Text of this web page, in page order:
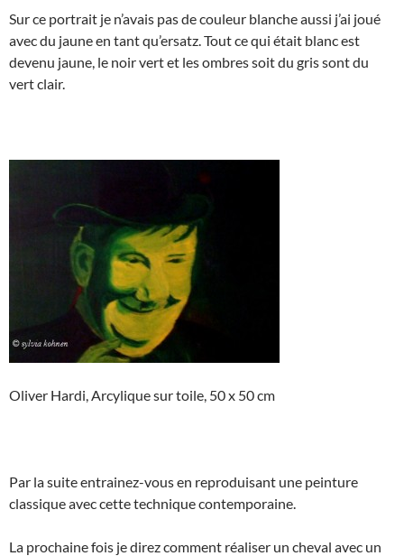
Sur ce portrait je n’avais pas de couleur blanche aussi j’ai joué
avec du jaune en tant qu’ersatz. Tout ce qui était blanc est
devenu jaune, le noir vert et les ombres soit du gris sont du
vert clair.
Oliver Hardi, Arcylique sur toile, 50 x 50 cm
Par la suite entrainez-vous en reproduisant une peinture
classique avec cette technique contemporaine.
La prochaine fois je direz comment réaliser un cheval avec un